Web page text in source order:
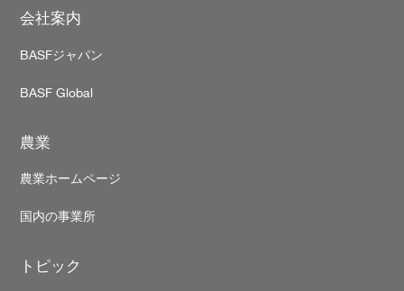
Footer
会社案内
BASFジャパン
BASF Global
農業
農業ホームページ
国内の事業所
トピック